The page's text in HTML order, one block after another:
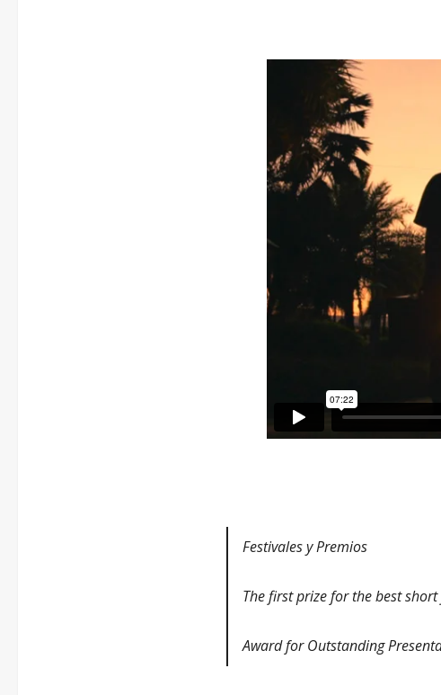
Festivales y Premios
The first prize for the best
Award for Outstanding